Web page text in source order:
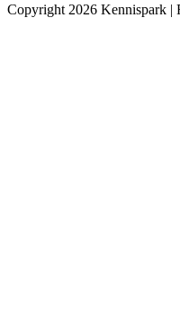
Copyright 2026 Kennispark |